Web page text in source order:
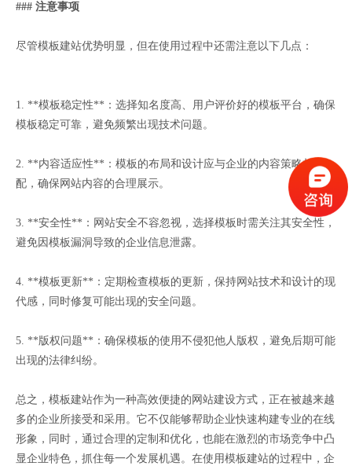
### 注意事项
尽管模板建站优势明显，但在使用过程中还需注意以下几点：
1. **模板稳定性**：选择知名度高、用户评价好的模板平台，确保
模板稳定可靠，避免频繁出现技术问题。
2. **内容适应性**：模板的布局和设计应与企业的内容策略相匹
配，确保网站内容的合理展示。
3. **安全性**：网站安全不容忽视，选择模板时需关注其安全性，
避免因模板漏洞导致的企业信息泄露。
4. **模板更新**：定期检查模板的更新，保持网站技术和设计的现
代感，同时修复可能出现的安全问题。
5. **版权问题**：确保模板的使用不侵犯他人版权，避免后期可能
出现的法律纠纷。
总之，模板建站作为一种高效便捷的网站建设方式，正在被越来越
多的企业所接受和采用。它不仅能够帮助企业快速构建专业的在线
形象，同时，通过合理的定制和优化，也能在激烈的市场竞争中凸
显企业特色，抓住每一个发展机遇。在使用模板建站的过程中，企